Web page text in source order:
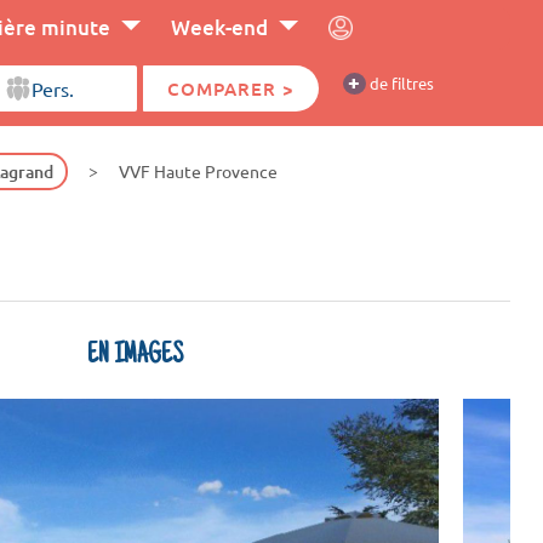
minute Week-end
COMPARER > + de filtres
VVF Haute Provence
EN IMAGES